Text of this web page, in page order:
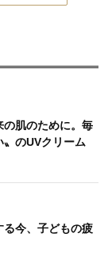
の肌のために。毎
〟のUVクリーム
る今、子どもの疲